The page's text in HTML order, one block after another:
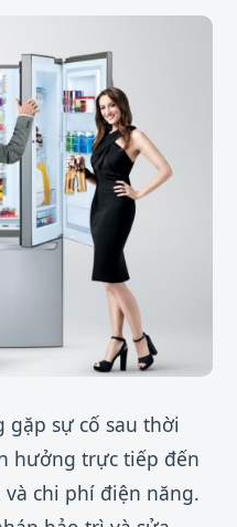
gặp sự cố sau thời
hưởng trực tiếp đến
chi phí điện năng.